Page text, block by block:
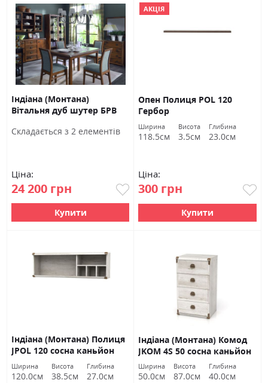
Індіана (Монтана)
Вітальня дуб шутер БРВ
Cкладається з 2 елементів
Ціна:
24 200 грн
Купити
АКЦІЯ
Опен Полиця POL 120
Гербор
Ширина
118.5см
Висота
3.5см
Глибина
23.0см
Ціна:
300 грн
Купити
Індіана (Монтана) Полиця
JPOL 120 сосна каньйон
БРВ Україна
Ширина
120.0см
Висота
38.5см
Глибина
27.0см
Індіана (Монтана) Комод
JKOM 4S 50 сосна каньйон
БРВ Україна
Ширина
50.0см
Висота
87.0см
Глибина
40.0см